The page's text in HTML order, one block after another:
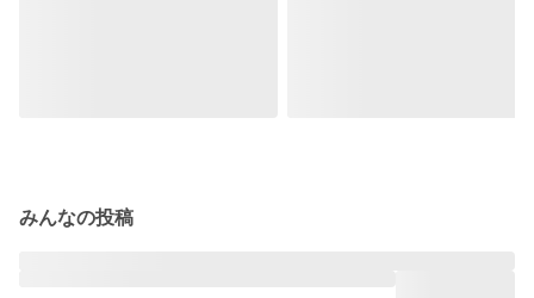
みんなの投稿